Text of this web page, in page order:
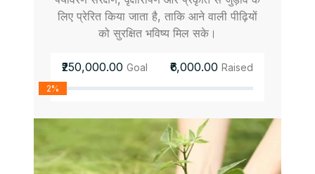
लिए प्रेरित किया जाता है, ताकि आने वाली पीढ़ियों
को सुरक्षित भविष्य मिल सके।
₹250,000.00 Goal ₹6,000.00 Raised
2%